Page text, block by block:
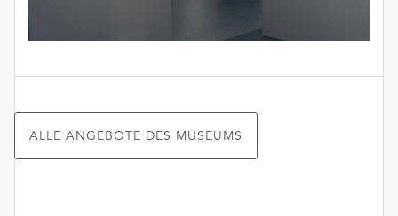
ALLE ANGEBOTE DES MUSEUMS